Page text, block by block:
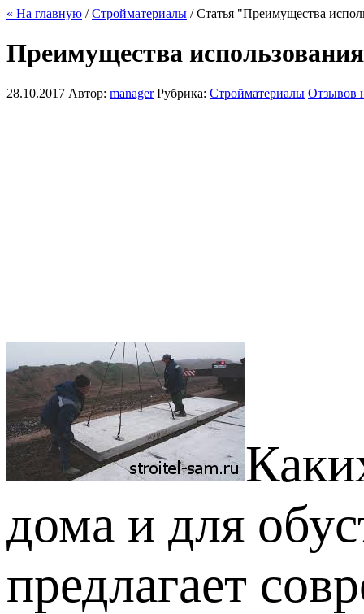
« На главную /Стройматериалы / Статья "Преимущества
Преимущества
28.10.2017 Автор: manager Рубрика: Стройматериалы Отзывов
дома и для
предлагает